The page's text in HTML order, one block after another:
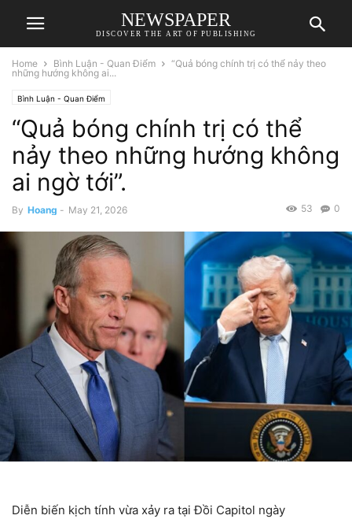
NEWSPAPER
DISCOVER THE ART OF PUBLISHING
Home Bình Luận - Quan Điểm
“Quả bóng chính trị có thể nảy theo
những hướng không ai...
Bình Luận - Quan Điểm
“Quả bóng chính trị có thể
nảy theo những hướng không
ai ngờ tới”.
By Hoang - May 21, 2026 0
53
Diễn biến kịch tính vừa xảy ra tại Đồi Capitol ngày